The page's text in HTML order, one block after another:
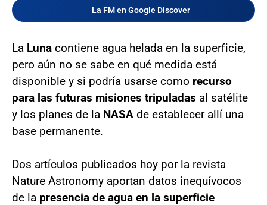
La FM en Google Discover
La Luna contiene agua helada en la superficie,
pero aún no se sabe en qué medida está
disponible y si podría usarse como recurso
para las futuras misiones tripuladas al satélite
y los planes de la NASA de establecer allí una
base permanente.
Dos artículos publicados hoy por la revista
Nature Astronomy aportan datos inequívocos
de la presencia de agua en la superficie